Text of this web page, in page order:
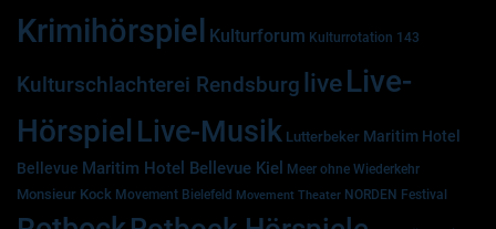
Krimihörspiel Kulturforum Kulturrotation 143
Kulturschlachterei Rendsburg liveLive-
Hörspiel Live-Musik Lutterbeker Maritim Hotel
Bellevue Maritim Hotel Bellevue Kiel Meer ohne Wiederkehr
Monsieur Kock Movement Bielefeld Movement Theater NORDEN Festival